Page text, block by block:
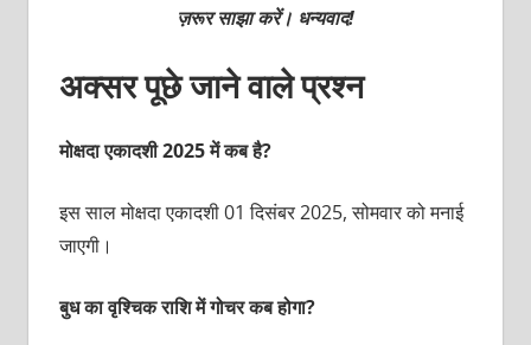
ज़रूर साझा करें। धन्यवाद!
अक्सर पूछे जाने वाले प्रश्न
मोक्षदा एकादशी 2025 में कब है?
इस साल मोक्षदा एकादशी 01 दिसंबर 2025, सोमवारको मनाई
जाएगी।
बुध का वृश्चिक राशि में गोचर कब होगा?